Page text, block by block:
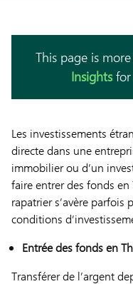
This page is
Insightsfor
Les investissements
directe dans une
immobilier ou d’un
faire entrer des fonds
rapatrier s’avère
conditions
Entrée des fonds en
Transférer de l’argent